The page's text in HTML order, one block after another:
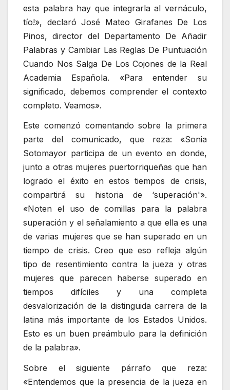
esta palabra hay que integrarla al vernáculo,
tío!», declaró José Mateo Girafanes De Los
Pinos, director del Departamento De Añadir
Palabras y Cambiar Las Reglas De Puntuación
Cuando Nos Salga De Los Cojones de la Real
Academia Española. «Para entender su
significado, debemos comprender el contexto
completo. Veamos».
Este comenzó comentando sobre la primera
parte del comunicado, que reza: «Sonia
Sotomayor participa de un evento en donde,
junto a otras mujeres puertorriqueñas que han
logrado el éxito en estos tiempos de crisis,
compartirá su historia de ‘superación'».
«Noten el uso de comillas para la palabra
superación y el señalamiento a que ella es una
de varias mujeres que se han superado en un
tiempo de crisis. Creo que eso refleja algún
tipo de resentimiento contra la jueza y otras
mujeres que parecen haberse superado en
tiempos difíciles y una completa
desvalorización de la distinguida carrera de la
latina más importante de los Estados Unidos.
Esto es un buen preámbulo para la definición
de la palabra».
Sobre el siguiente párrafo que reza:
«Entendemos que la presencia de la jueza en